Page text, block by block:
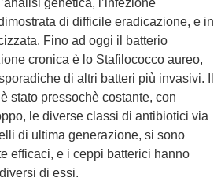
di difficile eradicazione, e in
Fino ad oggi il batterio
cronica è lo Stafilococco aureo,
di altri batteri più invasivi. Il
stato pressochè costante, con
le diverse classi di antibiotici via
di ultima generazione, si sono
efficaci, e i ceppi batterici hanno
di essi.